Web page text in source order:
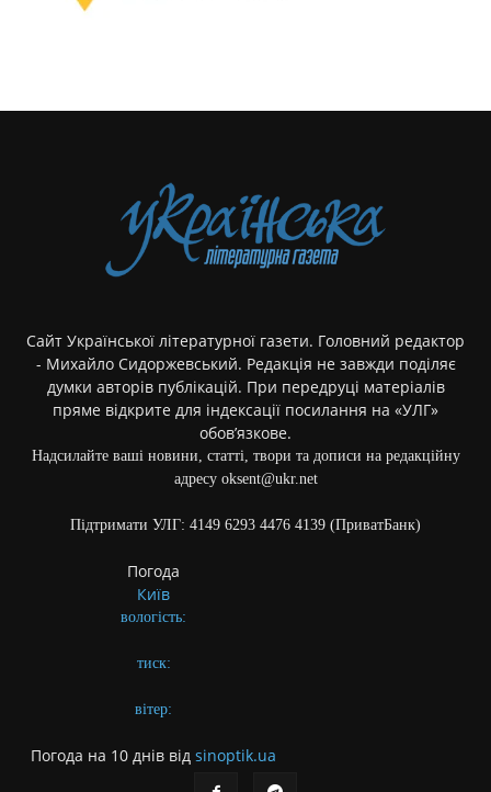
Сайт Української літературної газети. Головний редактор
- Михайло Сидоржевський. Редакція не завжди поділяє
думки авторів публікацій. При передруці матеріалів
пряме відкрите для індексації посилання на «УЛГ»
обов’язкове.
Надсилайте ваші новини, статті, твори та дописи на редакційну
адресу oksent@ukr.net
Підтримати УЛГ: 4149 6293 4476 4139 (ПриватБанк)
Погода
Київ
вологість:
тиск:
вітер:
Погода на 10 днів від sinoptik.ua